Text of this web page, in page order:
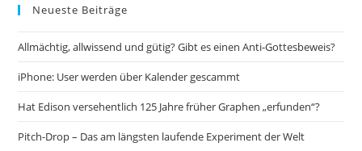
Neueste Beiträge
Allmächtig, allwissend und gütig? Gibt es einen Anti-Gottesbeweis?
iPhone: User werden über Kalender gescammt
Hat Edison versehentlich 125 Jahre früher Graphen „erfunden“?
Pitch-Drop – Das am längsten laufende Experiment der Welt